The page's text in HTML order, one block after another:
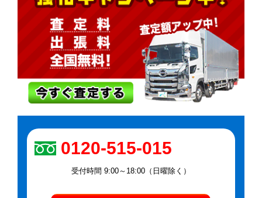
0120-515-015
受付時間 9:00～18:00（日曜除く）